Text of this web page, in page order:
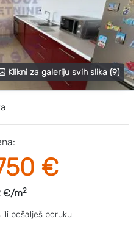
Klikni za galeriju svih slika (9)
€
€/m2
ili pošalješ poruku